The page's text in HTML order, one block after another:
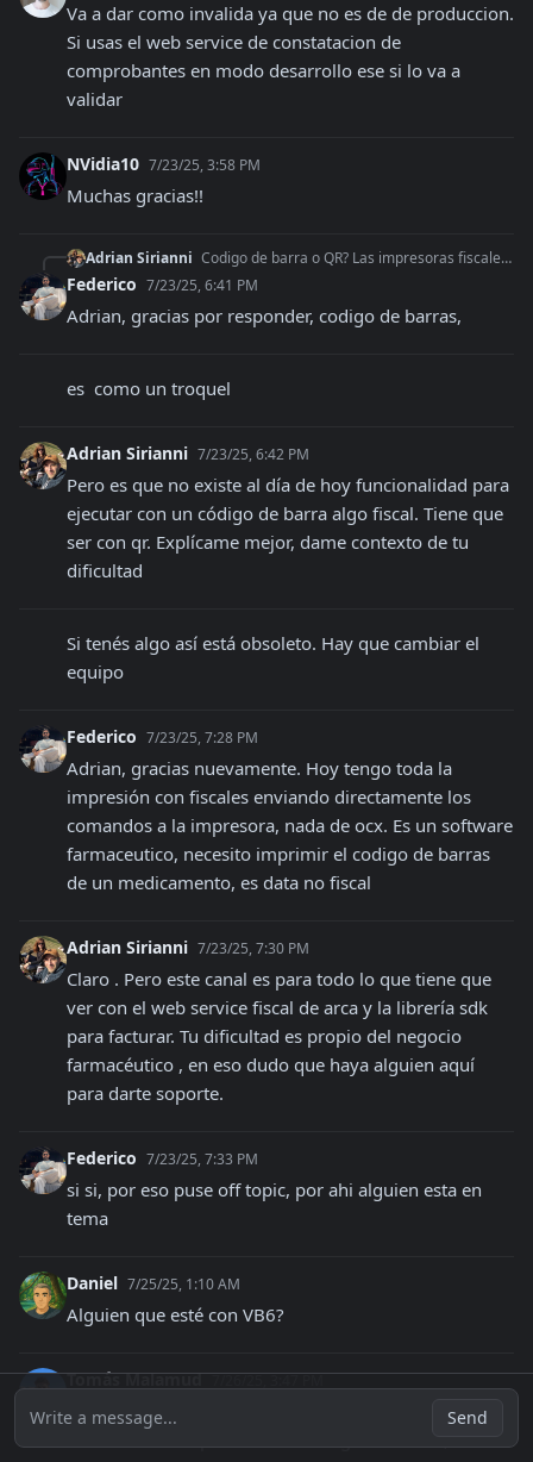
Va a dar como invalida ya que no es de de produccion.
Si usas el web service de constatacion de
comprobantes en modo desarrollo ese si lo va a
validar
NVidia10 7/23/25, 3:58 PM
Muchas gracias!!
Adrian Sirianni Codigo de barra o QR? Las impresoras fiscales imprimen QR.
Federico 7/23/25, 6:41 PM
Adrian, gracias por responder, codigo de barras,
es  como un troquel
Adrian Sirianni 7/23/25, 6:42 PM
Pero es que no existe al día de hoy funcionalidad para
ejecutar con un código de barra algo fiscal. Tiene que
ser con qr. Explícame mejor, dame contexto de tu
dificultad
Si tenés algo así está obsoleto. Hay que cambiar el
equipo
Federico 7/23/25, 7:28 PM
Adrian, gracias nuevamente. Hoy tengo toda la
impresión con fiscales enviando directamente los
comandos a la impresora, nada de ocx. Es un software
farmaceutico, necesito imprimir el codigo de barras
de un medicamento, es data no fiscal
Adrian Sirianni 7/23/25, 7:30 PM
Claro . Pero este canal es para todo lo que tiene que
ver con el web service fiscal de arca y la librería sdk
para facturar. Tu dificultad es propio del negocio
farmacéutico , en eso dudo que haya alguien aquí
para darte soporte.
Federico 7/23/25, 7:33 PM
si si, por eso puse off topic, por ahi alguien esta en
tema
Daniel 7/25/25, 1:10 AM
Alguien que esté con VB6?
Tomás Malamud 7/26/25, 3:47 PM
Buenas! Saben si existe un webservice o dataset con
Write a message... Send